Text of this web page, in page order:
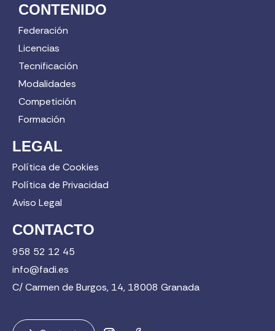
CONTENIDO
Federación
Licencias
Tecnificación
Modalidades
Competición
Formación
LEGAL
Política de Cookies
Política de Privacidad
Aviso Legal
CONTACTO
958 52 12 45
info@fadi.es
C/ Carmen de Burgos, 14, 18008 Granada